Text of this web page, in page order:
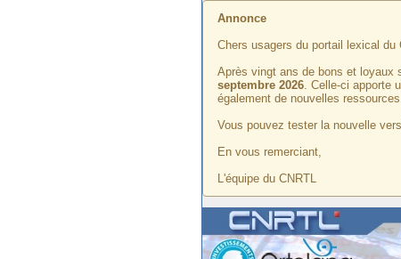
Annonce
Chers usagers du portail lexical du
Après vingt ans de bons et loyaux
septembre 2026. Celle-ci apporte
également de nouvelles
Vous pouvez tester la nouvelle
En vous remerciant,
L'équipe du CNRTL